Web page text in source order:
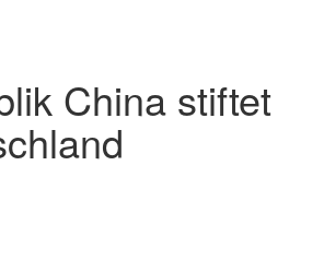
China stiftet